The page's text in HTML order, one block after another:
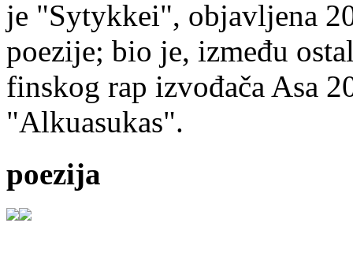
je "Sytykkei", objavljena
poezije; bio je, između
finskog rap izvođača Asa
"Alkuasukas".
poezija